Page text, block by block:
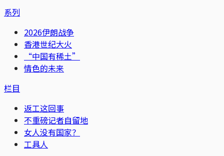
系列
2026伊朗战争
香港世纪大火
“中国有稀土”
情色的未来
栏目
返工这回事
不重磅记者自留地
女人没有国家？
工具人